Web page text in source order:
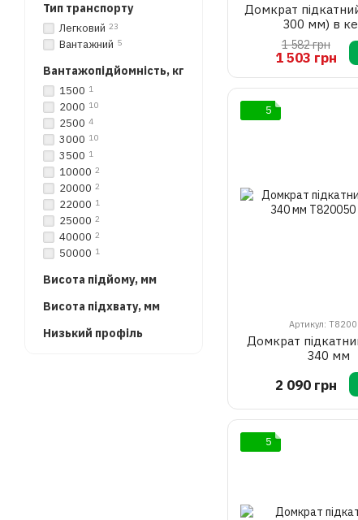
Домкрат
300 мм) в
1 582 грн
1 503 грн
5
Артикул:
Домкрат
340 мм
2 090 грн
5
Тип транспорту
Легковий 23
Вантажний 5
Вантажопідйомність, кг
1500 1
2000 10
2500 4
3000 10
3500 1
10000 2
20000 2
22000 1
25000 2
40000 2
50000 1
Висота підйому, мм
Висота підхвату, мм
Низький профіль